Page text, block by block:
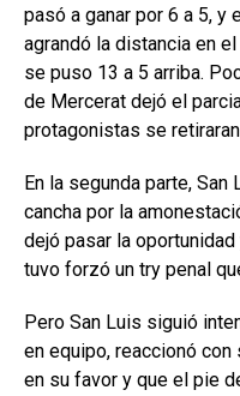
pasó a ganar por 6 a 5, y
agrandó la distancia en
se puso 13 a 5 arriba.
de Mercerat dejó el
protagonistas se
En la segunda parte,
cancha por la
dejó pasar la
tuvo forzó un try penal
Pero San Luis siguió
en equipo, reaccionó
en su favor y que el pie